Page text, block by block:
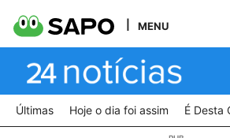
MENU
Últimas Hoje o dia foi assim É Desta